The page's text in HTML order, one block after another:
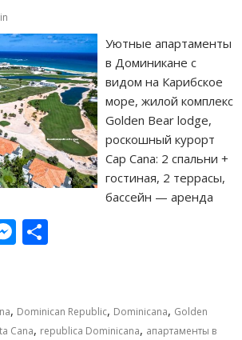
Уютные апартаменты
в Доминикане с
видом на Карибское
море, жилой комплекс
Golden Bear lodge,
роскошный курорт
Cap Cana: 2 спальни +
гостиная, 2 террасы,
бассейн — аренда
M
e р
, Dominican Republic, Dominicana, Golden
Cana, republica Dominicana, апартаменты в